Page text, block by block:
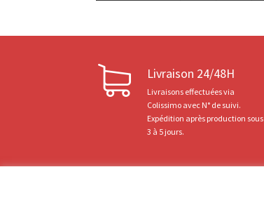
Livraison 24/48H
Livraisons effectuées via
Colissimo avec N° de suivi.
Expédition après production sous
3 à 5 jours.